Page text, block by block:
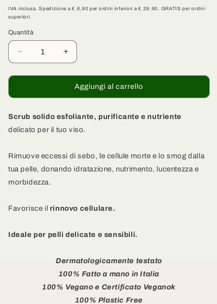
di
listino
IVA inclusa. Spedizione a €.6,90 per ordini inferiori a €.29,90. GRATIS per ordini
superiori.
Quantità
Quantità
Diminuisci
quantità
per
Viso
Esfoliante,
idratante
-
Camomilla
e
Burro
Karitè
Aumenta
quantità
per
Detergente
Viso
Esfoliante,
idratante
-
Camomilla
Karitè
Aggiungi al carrello
Scrub solido esfoliante, purificante e nutriente
delicato per il tuo viso.
Rimuove eccessi di sebo, le cellule morte e lo smog dalla
tua pelle, donando idratazione, nutrimento, lucentezza e
morbidezza.
Favorisce il rinnovo cellulare.
Ideale per pelli delicate e sensibili.
Dermatologicamente testato
100% Fatto a mano in Italia
100% Vegano e Certificato Veganok
100% Plastic Free